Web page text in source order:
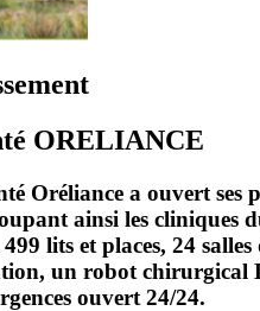
ORELIANCE
Oréliance a ouvert ses
ainsi les cliniques
lits et places, 24
un robot chirurgical
ouvert 24/24.